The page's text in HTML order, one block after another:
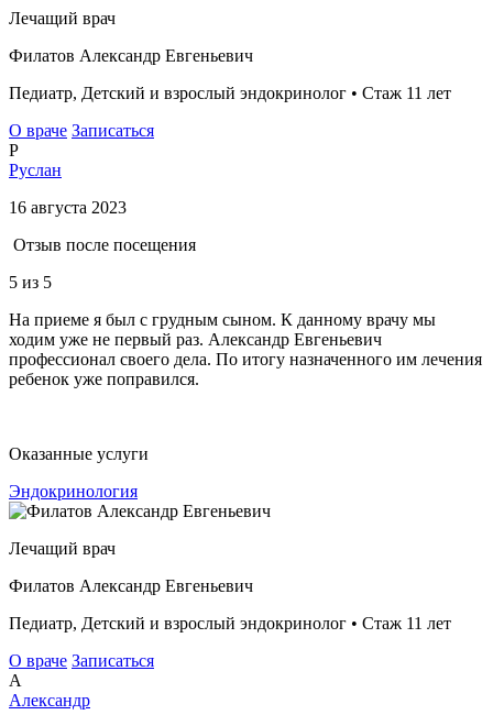
Лечащий врач
Филатов Александр Евгеньевич
Педиатр, Детский и взрослый эндокринолог • Стаж 11 лет
О враче Записаться
Р
Руслан
16 августа 2023
Отзыв после посещения
5 из 5
На приеме я был с грудным сыном. К данному врачу мы
ходим уже не первый раз. Александр Евгеньевич
профессионал своего дела. По итогу назначенного им лечения
ребенок уже поправился.
Оказанные услуги
Эндокринология
Лечащий врач
Филатов Александр Евгеньевич
Педиатр, Детский и взрослый эндокринолог • Стаж 11 лет
О враче Записаться
А
Александр